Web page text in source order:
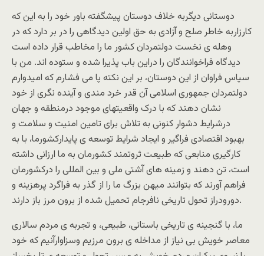
دوستانی دیگربه خلاف دوستان پیشگفته باور خود را به این که
کارزاربه خاطر صلح و آزادی به حق اولین دیدگاهی را در بر دارد که در
وهله ی نخست دولتمردان کشور ما را مخاطب قرار داده است
دیدگاه فراخوانندگان را دراین باب پذیرا شده و ستوده اند. من با
سپاس فراوان از این دوستان، بر این نکته پا می فشارم که امیدوارم
دولتمردان جمهوری اسلامی آن قدر خرد مندی و آینده نگری از خود
نشان دهند که با درک واقعیتهای موجود درمنطقه و جهان
درشرایط دشوار کنونی به تلاش برای تامین امنیت و سلامت و
بهبود اقتصادی فراگیر و ایجاد شرایط توسعه ی پایدارکشورما، با به
کارگیری منابعی که طبیعت ثروتمند کشورمان به ما ارزانی داشته
است، تن دهند و زمینه های آشتی ملی و بین المللی را درکشورمان
فراهم آورند که بتوانند میهن بزرگ ما را از گذر به فراگرد پرهزینه و
دورودراز تحول تاریخی نافرجام تحمیل شده از برون مرز باز دارند.
ما، با گنجینه ی تاریخی باستانی، طبیعی، و تجربه ی مردم سالاری
معاصر خویش بی نیاز از مداخله ی برون مرزیم وسزاوارآنیم که خود